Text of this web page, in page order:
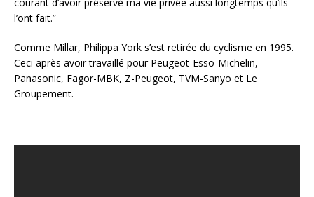
l’ont fait.”
Comme Millar, Philippa York s’est retirée du cyclisme en 1995.
Ceci après avoir travaillé pour Peugeot-Esso-Michelin,
Panasonic, Fagor-MBK, Z-Peugeot, TVM-Sanyo et Le
Groupement.